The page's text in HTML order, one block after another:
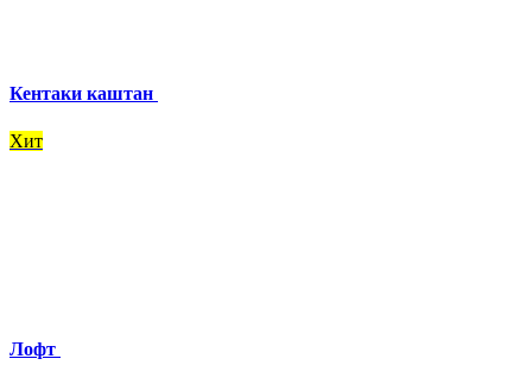
Кентаки каштан
Хит
Лофт